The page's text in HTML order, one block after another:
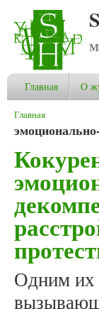
Главная О
Вы здесь
Главная
Одним их